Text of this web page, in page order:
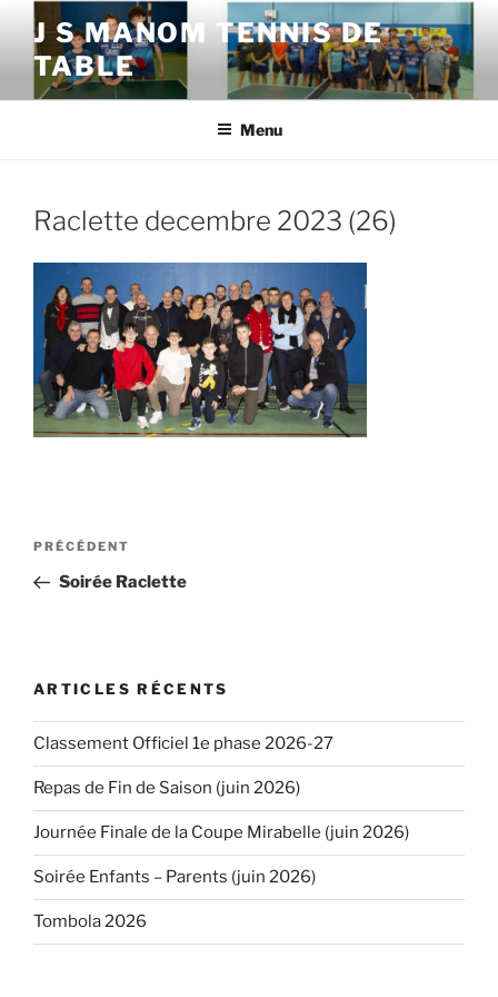
contenu
principal
J S MANOM TENNIS DE
TABLE
Menu
Raclette decembre 2023 (26)
Navigation
l’article
Article
précédent
PRÉCÉDENT
Soirée Raclette
ARTICLES RÉCENTS
Classement Officiel 1e phase 2026-27
Repas de Fin de Saison (juin 2026)
Journée Finale de la Coupe Mirabelle (juin 2026)
Soirée Enfants – Parents (juin 2026)
Tombola 2026